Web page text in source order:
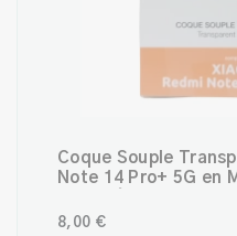
Coque Souple
Note 14 Pro+ 5G en Matériaux 100 %
8,00 €